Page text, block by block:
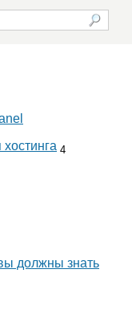
4
должны знать